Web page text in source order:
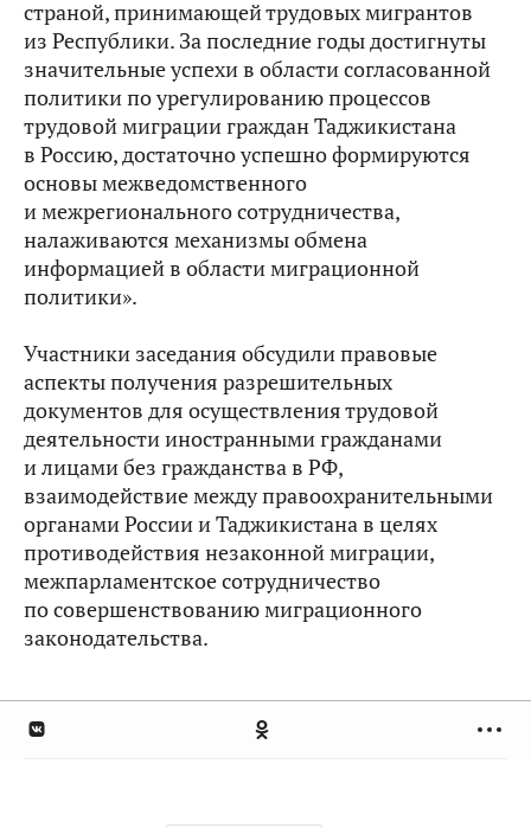
страной, принимающей трудовых мигрантов
из Республики. За последние годы достигнуты
значительные успехи в области согласованной
политики по урегулированию процессов
трудовой миграции граждан Таджикистана
в Россию, достаточно успешно формируются
основы межведомственного
и межрегионального сотрудничества,
налаживаются механизмы обмена
информацией в области миграционной
политики».
Участники заседания обсудили правовые
аспекты получения разрешительных
документов для осуществления трудовой
деятельности иностранными гражданами
и лицами без гражданства в РФ,
взаимодействие между правоохранительными
органами России и Таджикистана в целях
противодействия незаконной миграции,
межпарламентское сотрудничество
по совершенствованию миграционного
законодательства.